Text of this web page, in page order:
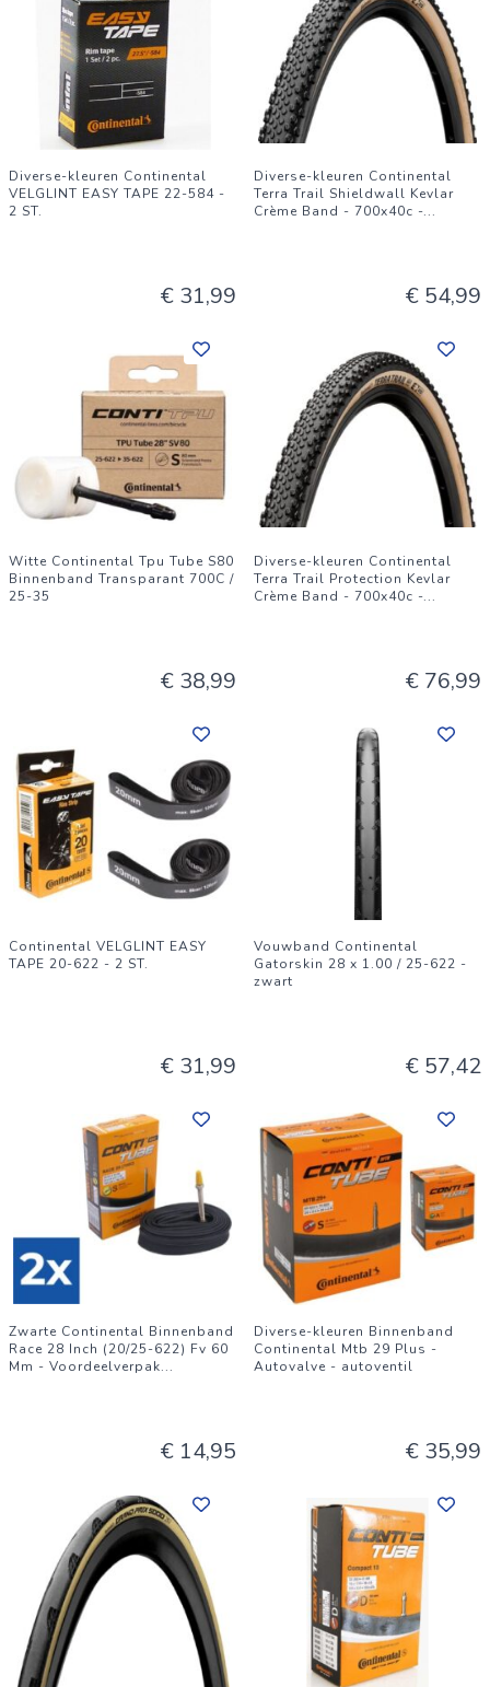
Diverse-kleuren Continental
VELGLINT EASY TAPE 22-584 -
2 ST.
€ 31,99
Diverse-kleuren Continental
Terra Trail Shieldwall Kevlar
Crème Band - 700x40c -...
€ 54,99
Witte Continental Tpu Tube S80
Binnenband Transparant 700C /
25-35
€ 38,99
Diverse-kleuren Continental
Terra Trail Protection Kevlar
Crème Band - 700x40c -...
€ 76,99
Continental VELGLINT EASY
TAPE 20-622 - 2 ST.
€ 31,99
Vouwband Continental
Gatorskin 28 x 1.00 / 25-622 -
zwart
€ 57,42
Zwarte Continental Binnenband
Race 28 Inch (20/25-622) Fv 60
Mm - Voordeelverpak...
€ 14,95
Diverse-kleuren Binnenband
Continental Mtb 29 Plus -
Autovalve - autoventil
€ 35,99